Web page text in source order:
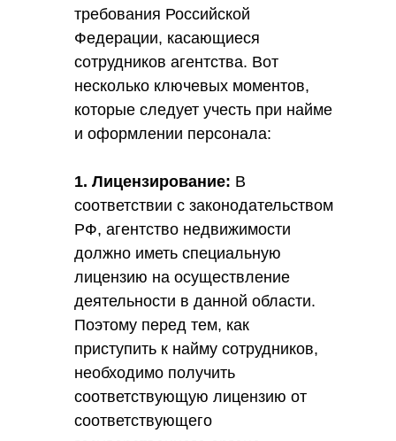
требования Российской
Федерации, касающиеся
сотрудников агентства. Вот
несколько ключевых моментов,
которые следует учесть при найме
и оформлении персонала:
1. Лицензирование: В
соответствии с законодательством
РФ, агентство недвижимости
должно иметь специальную
лицензию на осуществление
деятельности в данной области.
Поэтому перед тем, как
приступить к найму сотрудников,
необходимо получить
соответствующую лицензию от
соответствующего